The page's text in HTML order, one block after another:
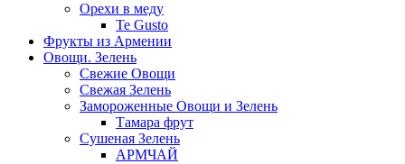
Орехи в меду
Te Gusto
Фрукты из Армении
Овощи. Зелень
Свежие Овощи
Свежая Зелень
Замороженные Овощи и Зелень
Тамара фрут
Сушеная Зелень
АРМЧАЙ